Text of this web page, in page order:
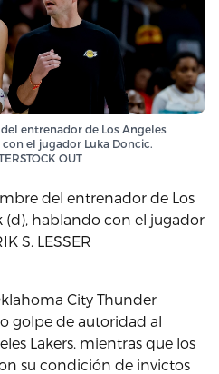
entrenador de Los Angeles
el jugador Luka Doncic.
OUT
del entrenador de Los
(d), hablando con el jugador
S. LESSER
City Thunder
golpe de autoridad al
Lakers, mientras que los
su condición de invictos